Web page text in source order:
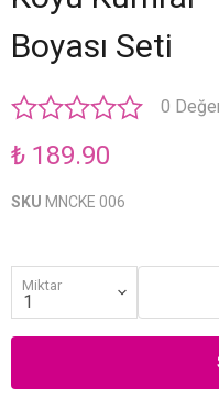
Boyası Seti
0
₺ 189.90
SKU MNCKE 006
Miktar